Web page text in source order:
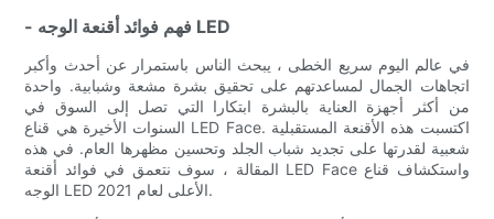
- فهم فوائد أقنعة الوجه LED
في عالم اليوم سريع الخطى ، يبحث الناس باستمرار عن أحدث وأكبر
اتجاهات الجمال لمساعدتهم على تحقيق بشرة مشعة وشبابية. واحدة
من أكثر أجهزة العناية بالبشرة ابتكارا التي تصل إلى السوق في
السنوات الأخيرة هي قناع LED Face. اكتسبت هذه الأقنعة المستقبلية
شعبية لقدرتها على تجديد شباب الجلد وتحسين مظهرها العام. في هذه
المقالة ، سوف نتعمق في فوائد أقنعة LED Face واستكشاف قناع
الوجه LED الأعلى لعام 2021.